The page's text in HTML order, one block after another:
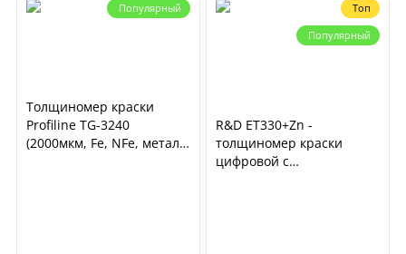
Популярный
Толщиномер краски
Profiline TG-3240
(2000мкм, Fe, NFe, металл.
Топ
Популярный
R&D ET330+Zn -
толщиномер краски
цифровой с